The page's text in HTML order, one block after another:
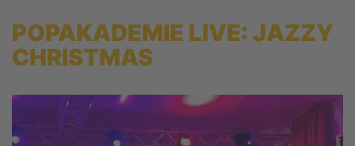
POPAKADEMIE LIVE: JAZZY
CHRISTMAS